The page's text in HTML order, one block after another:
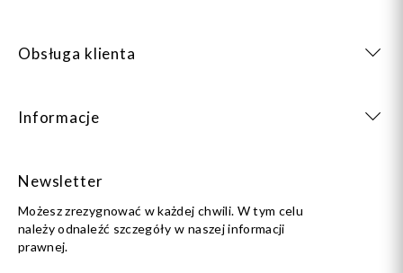
Obsługa klienta
Informacje
Newsletter
Możesz zrezygnować w każdej chwili. W tym celu
należy odnaleźć szczegóły w naszej informacji
prawnej.